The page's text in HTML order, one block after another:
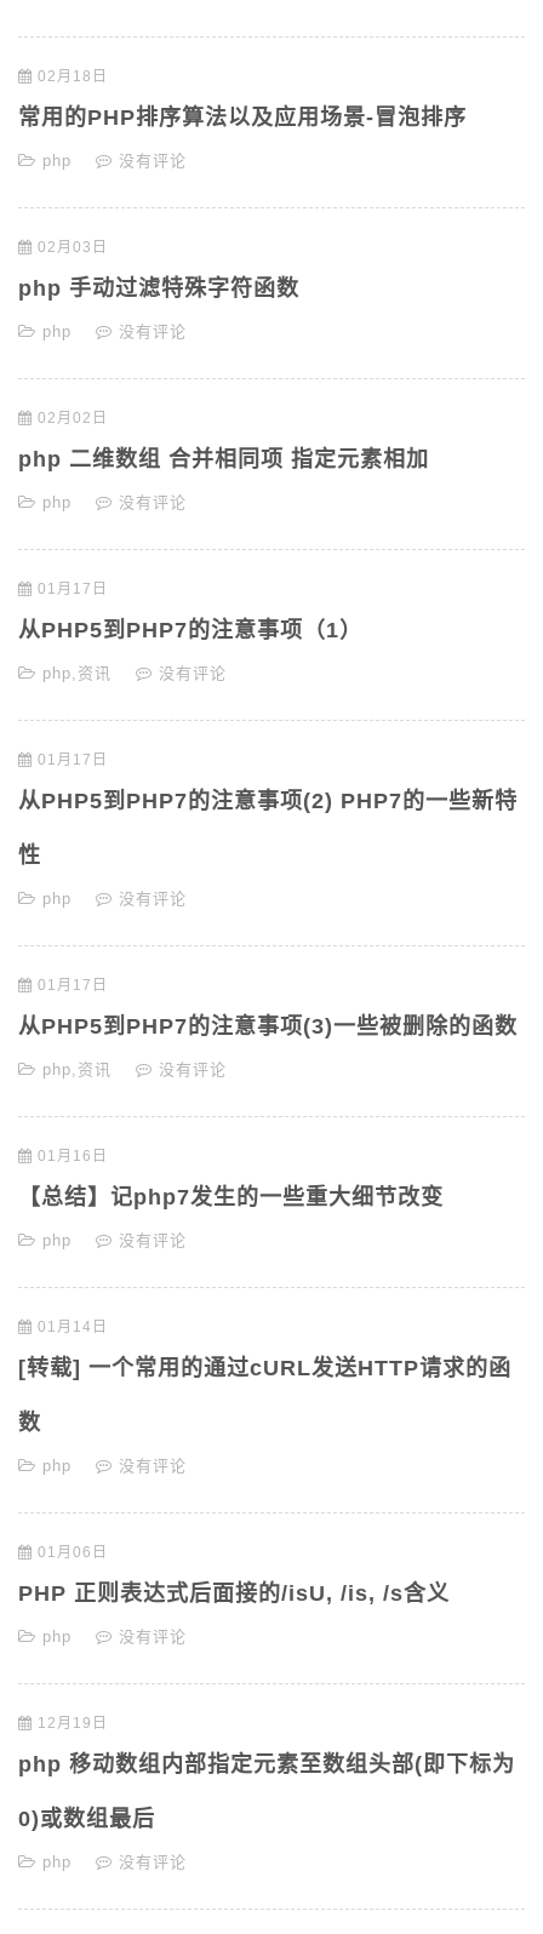
02月18日
常用的PHP排序算法以及应用场景-冒泡排序
php 没有评论
02月03日
php 手动过滤特殊字符函数
php 没有评论
02月02日
php 二维数组 合并相同项 指定元素相加
php 没有评论
01月17日
从PHP5到PHP7的注意事项（1）
php, 资讯 没有评论
01月17日
从PHP5到PHP7的注意事项(2) PHP7的一些新特
性
php 没有评论
01月17日
从PHP5到PHP7的注意事项(3)一些被删除的函数
php, 资讯 没有评论
01月16日
【总结】记php7发生的一些重大细节改变
php 没有评论
01月14日
[转载] 一个常用的通过cURL发送HTTP请求的函
数
php 没有评论
01月06日
PHP 正则表达式后面接的/isU, /is, /s含义
php 没有评论
12月19日
php 移动数组内部指定元素至数组头部(即下标为
0)或数组最后
php 没有评论